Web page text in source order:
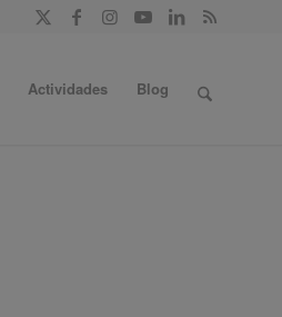
Actividades Blog